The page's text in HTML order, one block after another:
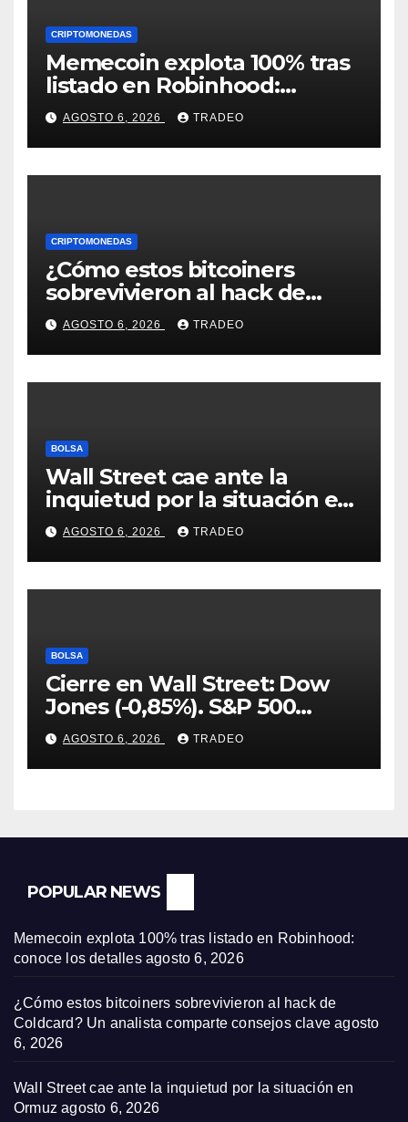
CRIPTOMONEDAS
Memecoin explota 100% tras
listado en Robinhood:
conoce los detalles
AGOSTO 6, 2026 TRADEO
CRIPTOMONEDAS
¿Cómo estos bitcoiners
sobrevivieron al hack de
Coldcard? Un analista
comparte consejos clave
AGOSTO 6, 2026 TRADEO
BOLSA
Wall Street cae ante la
inquietud por la situación en
Ormuz
AGOSTO 6, 2026 TRADEO
BOLSA
Cierre en Wall Street: Dow
Jones (-0,85%). S&P 500
(-0,18%) y Nasdaq (-0,06%)
AGOSTO 6, 2026 TRADEO
POPULAR NEWS
Memecoin explota 100% tras listado en Robinhood:
conoce los detalles agosto 6, 2026
¿Cómo estos bitcoiners sobrevivieron al hack de
Coldcard? Un analista comparte consejos clave agosto
6, 2026
Wall Street cae ante la inquietud por la situación en
Ormuz agosto 6, 2026